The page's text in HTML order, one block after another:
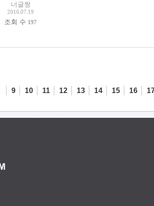
너굴짱
2016.07.19
조회 수 197
9 10 11 12 13 14 15 16